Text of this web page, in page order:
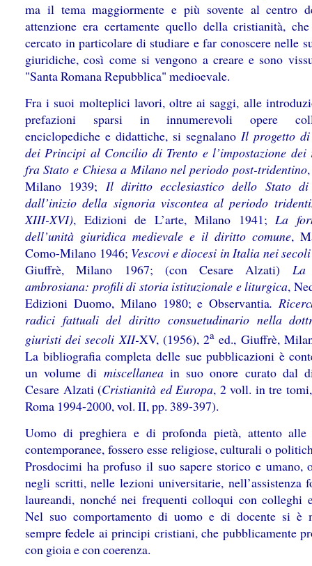
ma il tema maggiormente e più sovente al centro
attenzione era certamente quello della cristianità,
cercato in particolare di studiare e far conoscere nelle
giuridiche, così come si vengono a creare e sono
"Santa Romana Repubblica" medioevale.
Fra i suoi molteplici lavori, oltre ai saggi, alle
prefazioni sparsi in innumerevoli opere
enciclopediche e didattiche, si segnalano Il progetto
dei Principi al Concilio di Trento e l’impostazione dei
fra Stato e Chiesa a Milano nel periodo post-tridentino
Milano 1939; Il diritto ecclesiastico dello Stato
dall’inizio della signoria viscontea al periodo
XIII-XVI), Edizioni de L’arte, Milano 1941;La
dell’unità giuridica medievale e il diritto comune,
Como-Milano 1946; Vescovi e diocesi in Italia nei
Giuffrè, Milano 1967; (con Cesare Alzati) La
ambrosiana: profili di storia istituzionale e liturgica,
Edizioni Duomo, Milano 1980; e Observantia.
radici fattuali del diritto consuetudinario nella
giuristi dei secoli XII-XV, (1956), 2a ed., Giuffrè,
La bibliografia completa delle sue pubblicazioni è
un volume di miscellaneain suo onore curato dal
Cesare Alzati (Cristianità ed Europa, 2 voll. in tre
Roma 1994-2000, vol. II, pp. 389-397).
Uomo di preghiera e di profonda pietà, attento alle
contemporanee, fossero esse religiose, culturali o
Prosdocimi ha profuso il suo sapere storico e umano,
negli scritti, nelle lezioni universitarie, nell’assistenza
laureandi, nonché nei frequenti colloqui con colleghi
Nel suo comportamento di uomo e di docente si è
sempre fedele ai principi cristiani, che pubblicamente
con gioia e con coerenza.